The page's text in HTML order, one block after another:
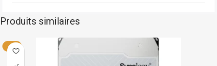
Produits similaires
Micron